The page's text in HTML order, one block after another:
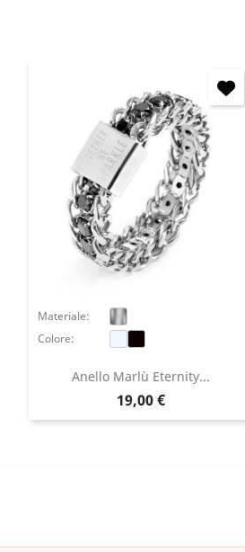
Anello Marlù Eternity...
Prezzo
19,00 €
Materiale:
Colore: